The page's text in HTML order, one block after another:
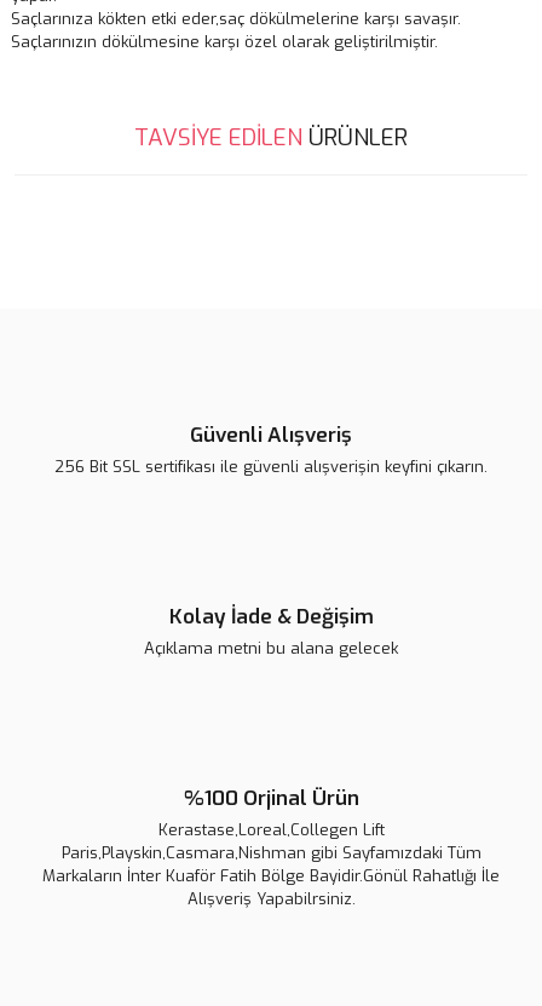
Saçlarınıza kökten etki eder,saç dökülmelerine karşı savaşır.
Saçlarınızın dökülmesine karşı özel olarak geliştirilmiştir.
Bu ürünün fiyat bilgisi, resim, ürün açıklamalarında ve diğer
konularda yetersiz gördüğünüz noktaları öneri formunu kullanarak
TAVSİYE EDİLEN ÜRÜNLER
Güvenli Alışveriş
256 Bit SSL sertifikası ile güvenli alışverişin keyfini çıkarın.
Kolay İade & Değişim
Açıklama metni bu alana gelecek
%100 Orjinal Ürün
Kerastase,Loreal,Collegen Lift
Paris,Playskin,Casmara,Nishman gibi Sayfamızdaki Tüm
Markaların İnter Kuaför Fatih Bölge Bayidir.Gönül Rahatlığı İle
Alışveriş Yapabilrsiniz.